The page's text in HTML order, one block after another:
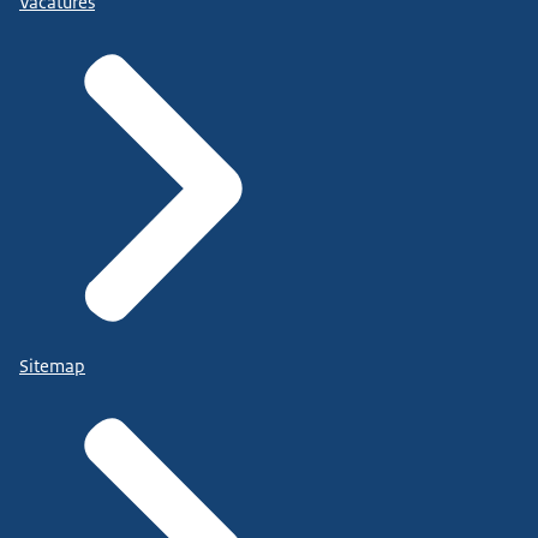
Sitemap